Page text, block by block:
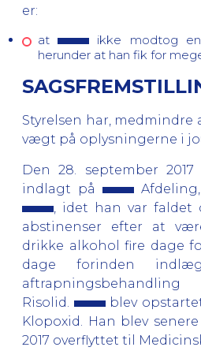
er:
at
ikke modtog en
herunder at han fik for
Styrelsen har, medmindre
vægt på oplysningerne i
Den 28. september
indlagt på
, idet han var
abstinenser efter at
drikke alkohol fire dage
dage forinden
Risolid.
blev
Klopoxid. Han blev
2017 overflyttet til